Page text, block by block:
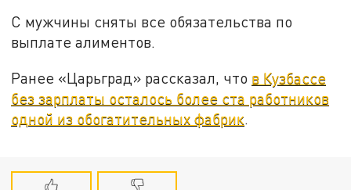
С мужчины сняты все обязательства по
выплате алиментов.
Ранее «Царьград» рассказал, что в Кузбассе
без зарплаты осталось более ста работников
одной из обогатительных фабрик.